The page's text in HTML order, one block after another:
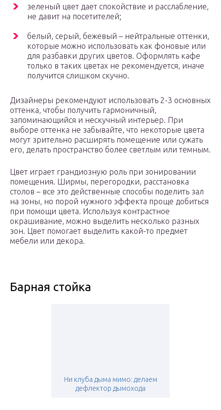
зеленый цвет дает спокойствие и расслабление,
не давит на посетителей;
белый, серый, бежевый – нейтральные оттенки,
которые можно использовать как фоновые или
для разбавки других цветов. Оформлять кафе
только в таких цветах не рекомендуется, иначе
получится слишком скучно.
Дизайнеры рекомендуют использовать 2-3 основных
оттенка, чтобы получить гармоничный,
запоминающийся и нескучный интерьер. При
выборе оттенка не забывайте, что некоторые цвета
могут зрительно расширять помещение или сужать
его, делать пространство более светлым или темным.
Цвет играет грандиозную роль при зонировании
помещения. Ширмы, перегородки, расстановка
столов – все это действенные способы поделить зал
на зоны, но порой нужного эффекта проще добиться
при помощи цвета. Используя контрастное
окрашивание, можно выделить несколько разных
зон. Цвет помогает выделить какой-то предмет
мебели или декора.
Барная стойка
Ни клуба дыма мимо: делаем
дефлектор дымохода